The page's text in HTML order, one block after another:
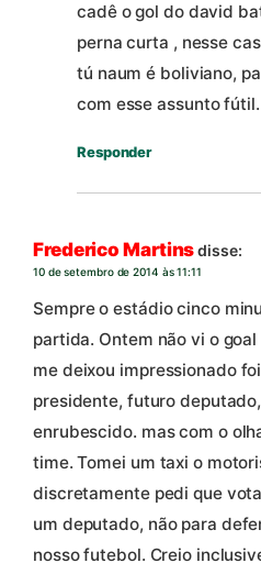
cadê o gol do david
perna curta , nesse
tú naum é boliviano,
com esse assunto fútil.
Responder
Frederico Martinsdisse:
10 de setembro de 2014 às 11:11
Sempre o estádio cinco
partida. Ontem não vi o
me deixou impressionado
presidente, futuro
enrubescido. mas com o
time. Tomei um taxi o
discretamente pedi que
um deputado, não para
nosso futebol. Creio